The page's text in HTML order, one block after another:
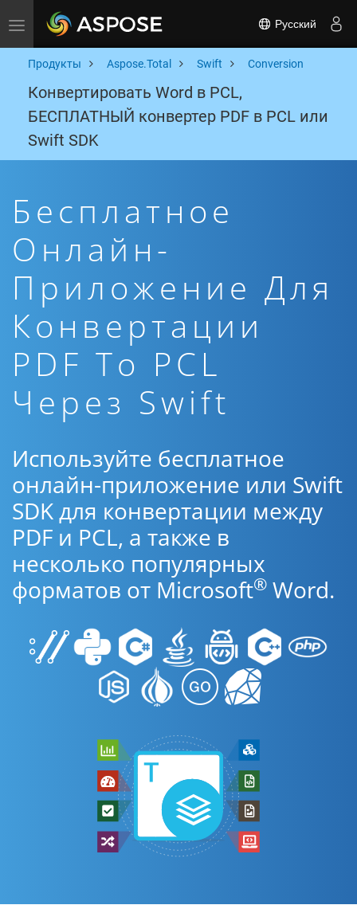
Toggle navigation Русский
Продукты Aspose.Total Swift Conversion
Конвертировать Word в PCL,
БЕСПЛАТНЫЙ конвертер PDF в PCL или
Swift SDK
Бесплатное
Онлайн-
Приложение Для
Конвертации
PDF To PCL
Через Swift
Используйте бесплатное
онлайн-приложение или Swift
SDK для конвертации между
PDF и PCL, а также в
несколько популярных
форматов от Microsoft® Word.